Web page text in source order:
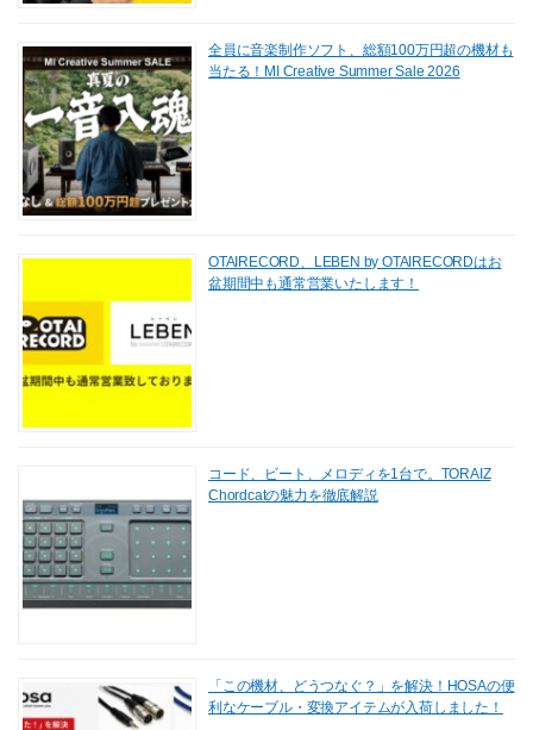
全員に音楽制作ソフト、総額100万円超の機材も
当たる！MI Creative Summer Sale 2026
OTAIRECORD、LEBEN by OTAIRECORDはお
盆期間中も通常営業いたします！
コード、ビート、メロディを1台で。TORAIZ
Chordcatの魅力を徹底解説
「この機材、どうつなぐ？」を解決！HOSAの便
利なケーブル・変換アイテムが入荷しました！